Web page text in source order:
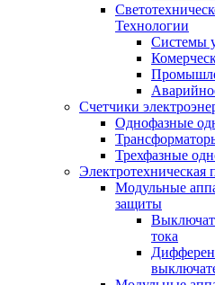
Технологии
Системы
Счетчики
Однофазные
Трехфазные
Электротехническая
Модульные
защиты
тока